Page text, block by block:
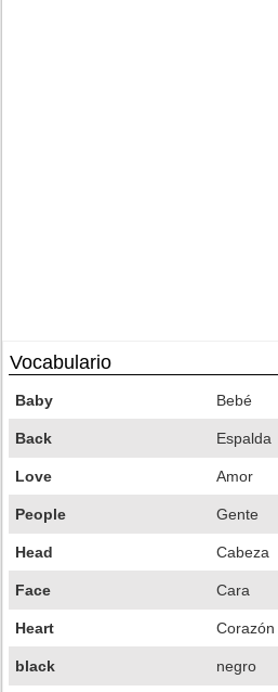
Vocabulario
Baby Bebé
Back Espalda
Love Amor
People Gente
Head Cabeza
Face Cara
Heart Corazón
black negro